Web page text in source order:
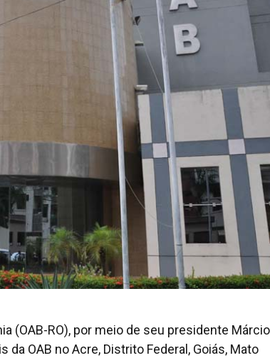
(OAB-RO), por meio de seu presidente Márcio
OAB no Acre, Distrito Federal, Goiás, Mato